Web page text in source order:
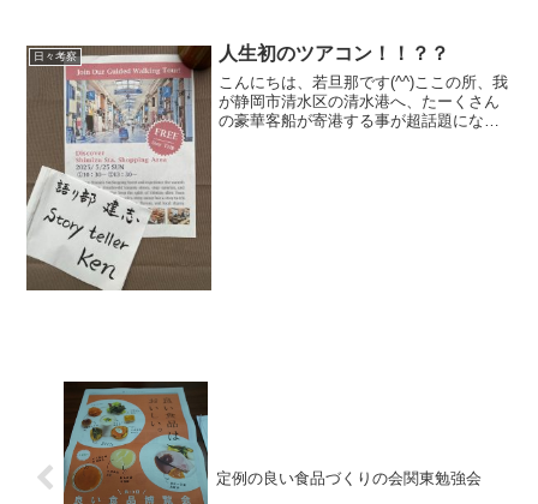
っております。「手帳のデジタル
化」・・・。※「そ...
日々考察 人生初のツアコン！！？？
こんにちは、若旦那です(^^)ここの所、我
が静岡市清水区の清水港へ、たーくさん
の豪華客船が寄港する事が超話題になっ
定例の良い食品づくりの会関東勉強会